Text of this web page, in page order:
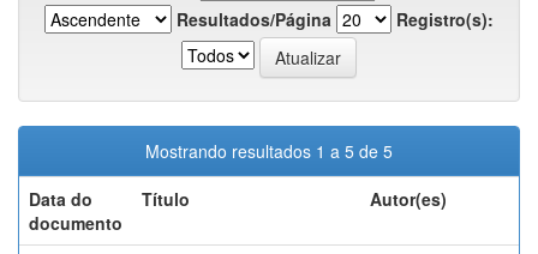
Resultados/Página
Registro(s):
Mostrando resultados 1 a 5 de 5
Data do
documento
Título Autor(es)